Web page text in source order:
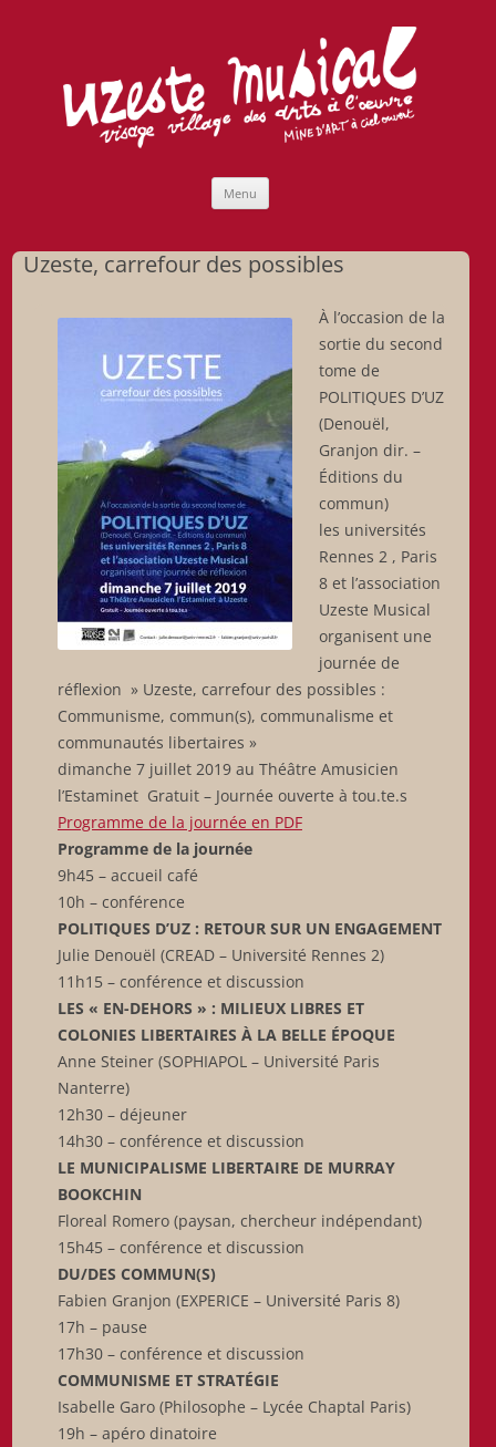
Menu
Uzeste, carrefour des possibles
À l’occasion de la
sortie du second
tome de
POLITIQUES D’UZ
(Denouël,
Granjon dir. –
Éditions du
commun)
les universités
Rennes 2 , Paris
8 et l’association
Uzeste Musical
organisent une
journée de
réflexion » Uzeste, carrefour des possibles :
Communisme, commun(s), communalisme et
communautés libertaires »
dimanche 7 juillet 2019 au Théâtre Amusicien
l’Estaminet Gratuit – Journée ouverte à tou.te.s
Programme de la journée en PDF
Programme de la journée
9h45 – accueil café
10h – conférence
POLITIQUES D’UZ : RETOUR SUR UN ENGAGEMENT
Julie Denouël (CREAD – Université Rennes 2)
11h15 – conférence et discussion
LES « EN-DEHORS » : MILIEUX LIBRES ET
COLONIES LIBERTAIRES À LA BELLE ÉPOQUE
Anne Steiner (SOPHIAPOL – Université Paris
Nanterre)
12h30 – déjeuner
14h30 – conférence et discussion
LE MUNICIPALISME LIBERTAIRE DE MURRAY
BOOKCHIN
Floreal Romero (paysan, chercheur indépendant)
15h45 – conférence et discussion
DU/DES COMMUN(S)
Fabien Granjon (EXPERICE – Université Paris 8)
17h – pause
17h30 – conférence et discussion
COMMUNISME ET STRATÉGIE
Isabelle Garo (Philosophe – Lycée Chaptal Paris)
19h – apéro dinatoire